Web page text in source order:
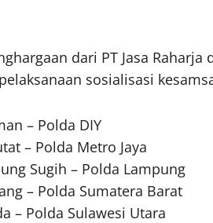
dari PT Jasa
sosialisasi
– Polda DIY
– Polda Metro Jaya
Sugih – Polda Lampung
– Polda Sumatera Barat
– Polda Sulawesi Utara